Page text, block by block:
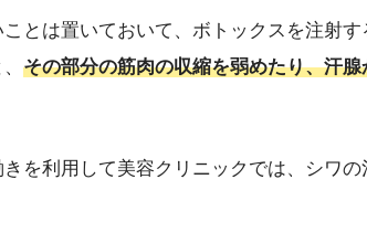
とは置いておいて、ボトックスを注射
その部分の筋肉の収縮を弱めたり、汗
きを利用して美容クリニックでは、シワ